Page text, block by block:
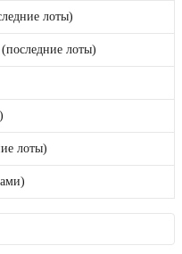
очки
лоты)
(по 1 шт)
(последние
(упаковками)
очки (коробками
лоты)
лоты)
лоты)